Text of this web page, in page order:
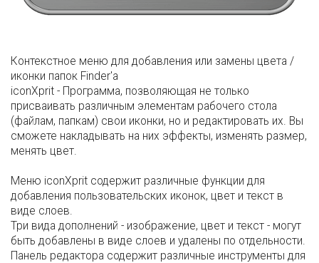
Контекстное меню для добавления или замены цвета /
иконки папок Finder'a
iconXprit - Программа, позволяющая не только
присваивать различным элементам рабочего стола
(файлам, папкам) свои иконки, но и редактировать их. Вы
сможете накладывать на них эффекты, изменять размер,
менять цвет.
Меню iconXprit содержит различные функции для
добавления пользовательских иконок, цвет и текст в
виде слоев.
Три вида дополнений - изображение, цвет и текст - могут
быть добавлены в виде слоев и удалены по отдельности.
Панель редактора содержит различные инструменты для